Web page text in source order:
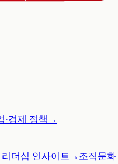
·경제 정책 →
리더십 인사이트 → 조직문